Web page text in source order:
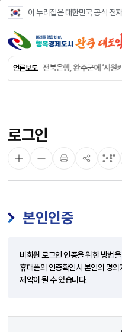
이 누리집은 대한민국 공식 전
언론보도
로그인
본인인증
비회원 로그인 인증을 위한 방법
휴대폰의 인증확인시 본인의 명
제약이 될 수 있습니다.